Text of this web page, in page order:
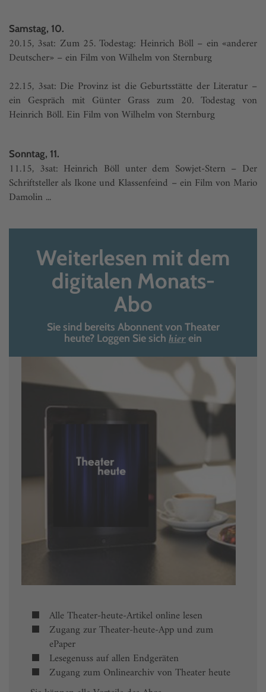
Samstag, 10.
20.15, 3sat: Zum 25. Todestag: Heinrich Böll – ein «anderer
Deutscher» – ein Film von Wilhelm von Sternburg
22.15, 3sat: Die Provinz ist die Geburtsstätte der Literatur –
ein Gespräch mit Günter Grass zum 20. Todestag von
Heinrich Böll. Ein Film von Wilhelm von Sternburg
Sonntag, 11.
11.15, 3sat: Heinrich Böll unter dem Sowjet-Stern – Der
Schriftsteller als Ikone und Klassenfeind – ein Film von Mario
Damolin ...
Weiterlesen mit dem
digitalen Monats-
Abo
Sie sind bereits Abonnent von Theater
heute? Loggen Sie sich hierein
Alle Theater-heute-Artikel online lesen
Zugang zur Theater-heute-App und zum
ePaper
Lesegenuss auf allen Endgeräten
Zugang zum Onlinearchiv von Theater heute